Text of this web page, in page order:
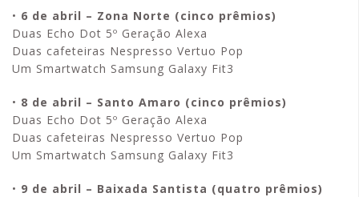
• 6 de abril – Zona Norte (cinco prêmios)
Duas Echo Dot 5º Geração Alexa
Duas cafeteiras Nespresso Vertuo Pop
Um Smartwatch Samsung Galaxy Fit3
• 8 de abril – Santo Amaro (cinco prêmios)
Duas Echo Dot 5º Geração Alexa
Duas cafeteiras Nespresso Vertuo Pop
Um Smartwatch Samsung Galaxy Fit3
• 9 de abril – Baixada Santista (quatro prêmios)